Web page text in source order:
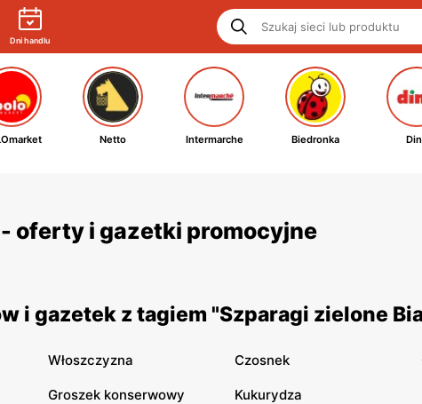
Dni handlu
Netto Intermarche Biedronka
- oferty i gazetki promocyjne
i gazetek z tagiem "Szparagi zielone
Włoszczyzna Czosnek
Groszek konserwowy Kukurydza